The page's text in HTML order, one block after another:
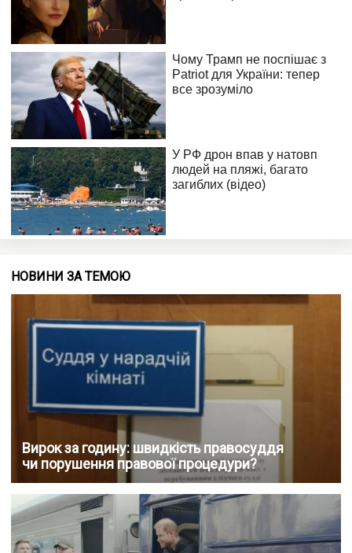
НОВИНИ ЗА ТЕМОЮ
Вирок за годину: швидкість правосуддя
чи порушення правової процедури?